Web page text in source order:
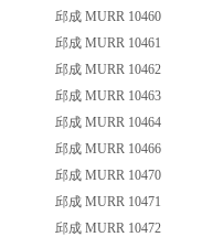
邱成 MURR 10460
邱成 MURR 10461
邱成 MURR 10462
邱成 MURR 10463
邱成 MURR 10464
邱成 MURR 10466
邱成 MURR 10470
邱成 MURR 10471
邱成 MURR 10472